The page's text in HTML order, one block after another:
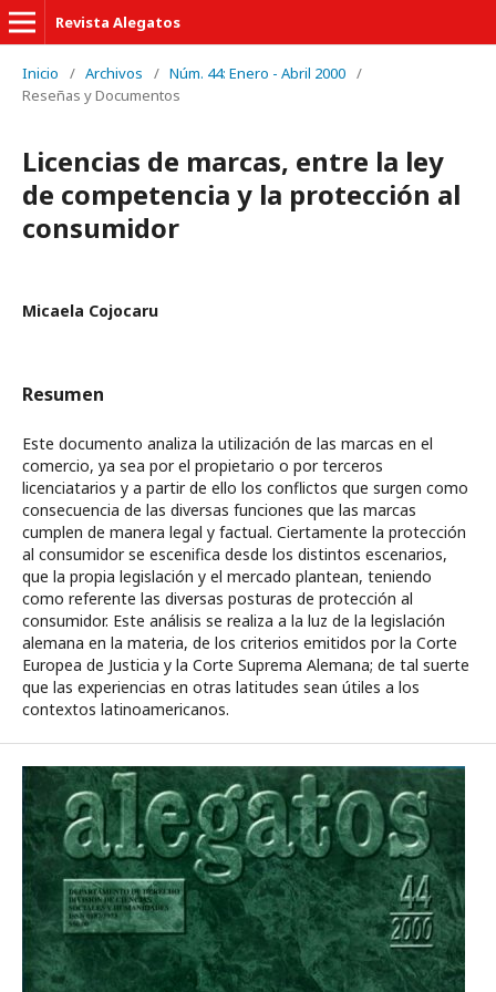
Revista Alegatos
Inicio / Archivos / Núm. 44: Enero - Abril 2000 /
Reseñas y Documentos
Licencias de marcas, entre la ley
de competencia y la protección al
consumidor
Micaela Cojocaru
Resumen
Este documento analiza la utilización de las marcas en el
comercio, ya sea por el propietario o por terceros
licenciatarios y a partir de ello los conflictos que surgen como
consecuencia de las diversas funciones que las marcas
cumplen de manera legal y factual. Ciertamente la protección
al consumidor se escenifica desde los distintos escenarios,
que la propia legislación y el mercado plantean, teniendo
como referente las diversas posturas de protección al
consumidor. Este análisis se realiza a la luz de la legislación
alemana en la materia, de los criterios emitidos por la Corte
Europea de Justicia y la Corte Suprema Alemana; de tal suerte
que las experiencias en otras latitudes sean útiles a los
contextos latinoamericanos.